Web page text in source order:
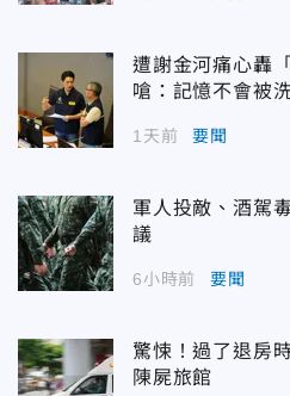
遭謝金河痛心轟
嗆：記憶不會被
1天前 要聞
軍人投敵、酒駕
議
6小時前 要聞
驚悚！過了退房
陳屍旅館